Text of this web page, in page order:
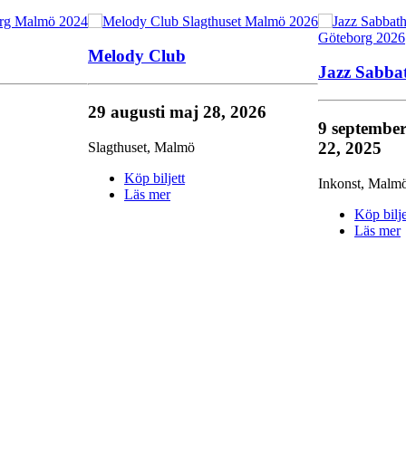
Melody Club
29 augusti maj 28, 2026
Slagthuset, Malmö
Köp biljett
Läs mer
Jazz
9
22, 2025
Inkonst,
Köp
Läs mer